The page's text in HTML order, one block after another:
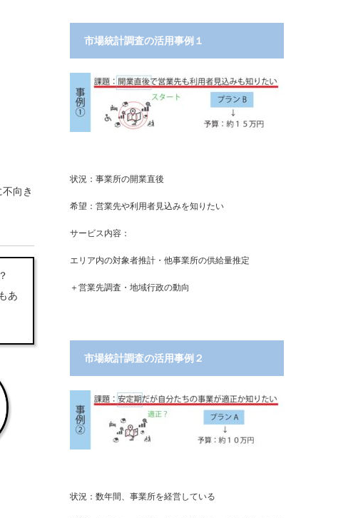
向き
あ
市場統計調査の活用事例１
状況：事業所の開業直後
希望：営業先や利用者見込みを知りたい
サービス内容：
エリア内の対象者推計・他事業所の供給量推定
＋営業先調査・地域行政の動向
市場統計調査の活用事例２
状況：数年間、事業所を経営している